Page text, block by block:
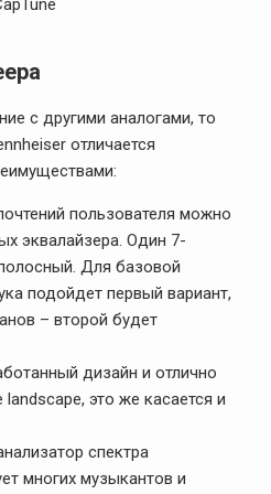
с другими аналогами, то
отличается
пользователя можно
эквалайзера. Один 7-
Для базовой
подойдет первый вариант,
– второй будет
дизайн и отлично
это же касается и
спектра
многих музыкантов и